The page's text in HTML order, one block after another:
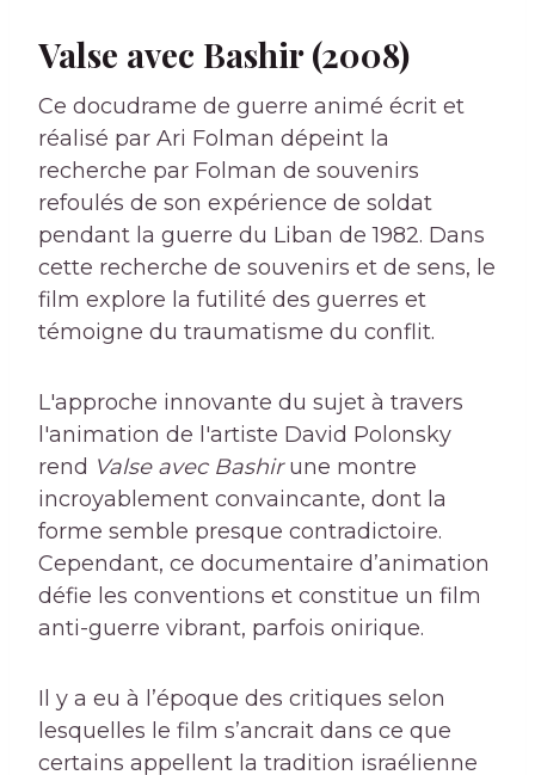
Valse avec Bashir (2008)
Ce docudrame de guerre animé écrit et
réalisé par Ari Folman dépeint la
recherche par Folman de souvenirs
refoulés de son expérience de soldat
pendant la guerre du Liban de 1982. Dans
cette recherche de souvenirs et de sens, le
film explore la futilité des guerres et
témoigne du traumatisme du conflit.
L'approche innovante du sujet à travers
l'animation de l'artiste David Polonsky
rend Valse avec Bashirune montre
incroyablement convaincante, dont la
forme semble presque contradictoire.
Cependant, ce documentaire d’animation
défie les conventions et constitue un film
anti-guerre vibrant, parfois onirique.
Il y a eu à l’époque des critiques selon
lesquelles le film s’ancrait dans ce que
certains appellent la tradition israélienne